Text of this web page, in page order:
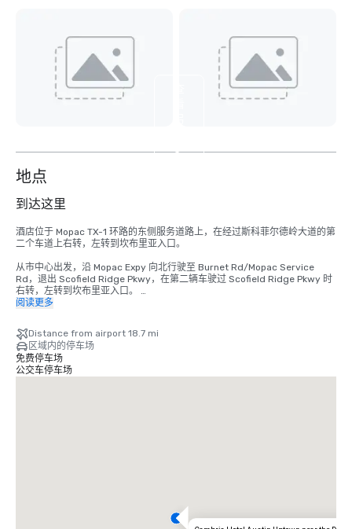
3
地点
到达这里
酒店位于 Mopac TX-1 环路的东侧服务道路上，在经过斯科菲尔德岭大道的第
二个车道上右转，左转到坎布里亚入口。
从市中心出发，沿 Mopac Expy 向北行驶至 Burnet Rd/Mopac Service
Rd，退出 Scofield Ridge Pkwy，在第二辆车驶过 Scofield Ridge Pkwy 时
右转，左转到坎布里亚入口。
出发，退出 Scofield Ridge Pkwy，在第二辆车驶过 Scofield Ridge Pkwy
时右转，左转到坎布里亚入口。
从 I-35 出发，从南行驶出 246 号霍华德巷。sh1825/pflugerville。在霍华
德巷右转，在 TX-1 Loop/Mopac 服务道路上右转，在第二辆车驶过 Scofield
阅读更多
Distance from airport 18.7 mi
区域内的停车场
免费停车场
公交车停车场